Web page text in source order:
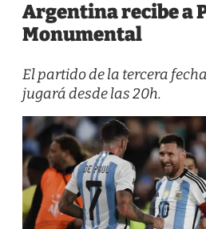
Argentina recibe a
Monumental
El partido de la tercera
jugará desde las 20h.